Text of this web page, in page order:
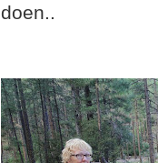
doen..